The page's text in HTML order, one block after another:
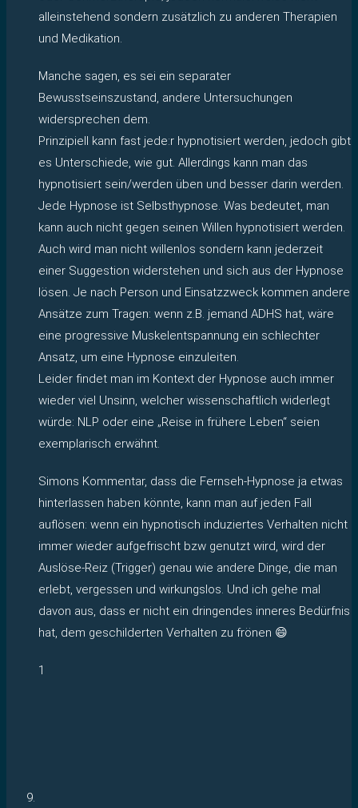
alleinstehend sondern zusätzlich zu anderen Therapien
und Medikation.
Manche sagen, es sei ein separater
Bewusstseinszustand, andere Untersuchungen
widersprechen dem.
Prinzipiell kann fast jede:r hypnotisiert werden, jedoch gibt
es Unterschiede, wie gut. Allerdings kann man das
hypnotisiert sein/werden üben und besser darin werden.
Jede Hypnose ist Selbsthypnose. Was bedeutet, man
kann auch nicht gegen seinen Willen hypnotisiert werden.
Auch wird man nicht willenlos sondern kann jederzeit
einer Suggestion widerstehen und sich aus der Hypnose
lösen. Je nach Person und Einsatzzweck kommen andere
Ansätze zum Tragen: wenn z.B. jemand ADHS hat, wäre
eine progressive Muskelentspannung ein schlechter
Ansatz, um eine Hypnose einzuleiten.
Leider findet man im Kontext der Hypnose auch immer
wieder viel Unsinn, welcher wissenschaftlich widerlegt
würde: NLP oder eine „Reise in frühere Leben“ seien
exemplarisch erwähnt.
Simons Kommentar, dass die Fernseh-Hypnose ja etwas
hinterlassen haben könnte, kann man auf jeden Fall
auflösen: wenn ein hypnotisch induziertes Verhalten nicht
immer wieder aufgefrischt bzw genutzt wird, wird der
Auslöse-Reiz (Trigger) genau wie andere Dinge, die man
erlebt, vergessen und wirkungslos. Und ich gehe mal
davon aus, dass er nicht ein dringendes inneres Bedürfnis
hat, dem geschilderten Verhalten zu frönen 😄
1